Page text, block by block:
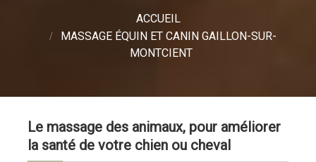
ACCUEIL
MASSAGE ÉQUIN ET CANIN GAILLON-SUR-
MONTCIENT
Le massage des animaux, pour améliorer
la santé de votre chien ou cheval